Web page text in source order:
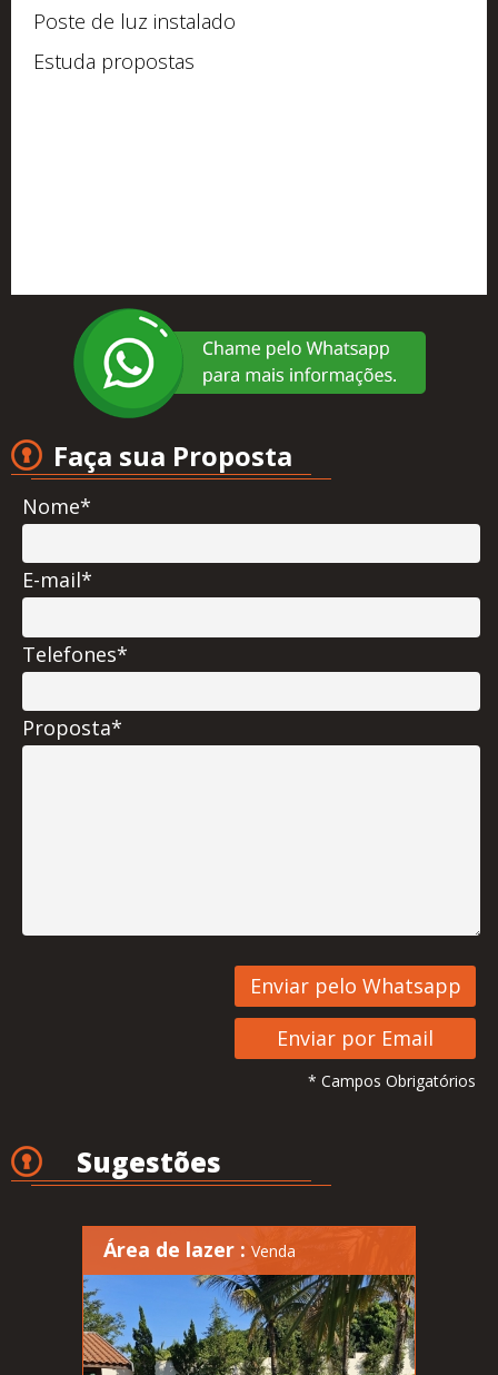
Poste de luz instalado
Estuda propostas
Faça sua Proposta
Nome*
E-mail*
Telefones*
Proposta*
* Campos Obrigatórios
Sugestões
Área de lazer : Venda